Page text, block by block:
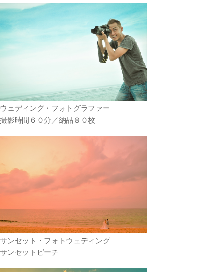
ウェディング・フォトグラファー
撮影時間６０分／納品８０枚
サンセット・フォトウェディング
サンセットビーチ